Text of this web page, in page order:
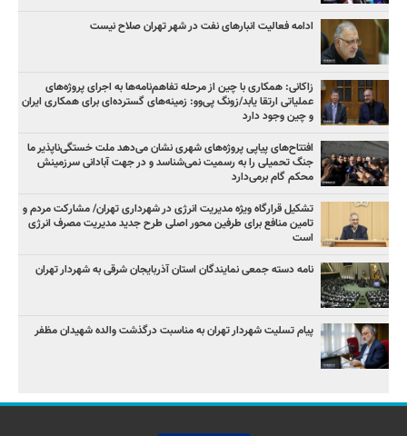
ادامه فعالیت انبارهای نفت در شهر تهران صلاح نیست
زاکانی: همکاری با چین از مرحله تفاهم‌نامه‌ها به اجرای پروژه‌های
عملیاتی ارتقا یابد/زونگ پی‌وو: زمینه‌های گسترده‌ای برای همکاری ایران
و چین وجود دارد
افتتاح‌های پیاپی پروژه‌های شهری نشان می‌دهد ملت خستگی‌ناپذیر ما
جنگ تحمیلی را به رسمیت نمی‌شناسد و در جهت آبادانی سرزمینش
محکم گام برمی‌دارد
تشکیل قرارگاه ویژه مدیریت انرژی در شهرداری تهران/ مشارکت مردم و
تامین منافع برای طرفین محور اصلی طرح جدید مدیریت مصرف انرژی
است
نامه دسته جمعی نمایندگان استان آذربایجان شرقی به شهردار تهران
پیام تسلیت شهردار تهران به مناسبت درگذشت والده شهیدان مظفر